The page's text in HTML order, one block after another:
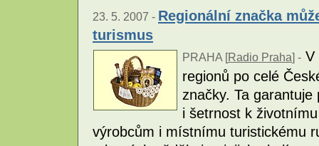
23. 5. 2007 - Regionální značka
turismus
PRAHA [Radio Praha] - V
regionů po celé
značky. Ta
i šetrnost k
výrobcům i místnímu turistickému